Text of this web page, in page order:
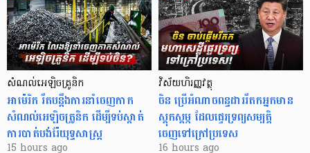
សំណល់អេឡិចត្រូនិក
អាម៉េរិក រឹតបន្តឹងការនាំចេញកាក
សំណល់អេឡិចត្រូនិក ដើម្បីទប់ស្កាត់
ការបាត់បង់រ៉ែយុទ្ធសាស្ត្រ
15 hours ago
វិស័យហិរញ្ញវត្ថុ
ចិន ប្រើ​អំណាចពន្ធដាររឹតកអ្នកមាន
ស្ដុកស្ដម្ភ ដែលផ្ទេរទ្រព្យសម្បត្តិ
ចេញទៅក្រៅប្រទេស
16 hours ago